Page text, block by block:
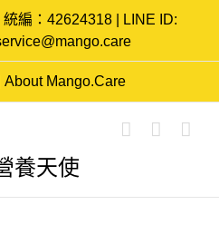
編：42624318 | LINE ID:
About Mango.Care
養天使